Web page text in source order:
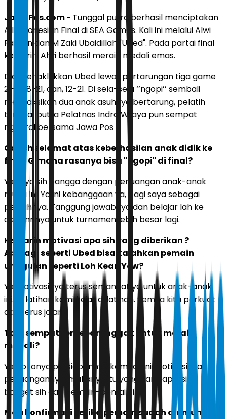
JawaPos.com - Tunggal putra berhasil menciptakan
All Indonesian Final di SEA Games. Kali ini melalui Alwi
Farhan dan M Zaki Ubaidillah "Ubed". Pada partai final
kemarin, Alwi berhasil meraih medali emas.
Dia menaklukkan Ubed lewat pertarungan tiga game
21-13, 8-21, dan, 12-21. Di sela-sela ‘’ngopi’’ sembali
menyaksikan dua anak asuhnya bertarung, pelatih
tunggal putra Pelatnas Indra Wijaya pun sempat
ngobrol bersama Jawa Pos
Coach selamat atas keberhasilan anak didik ke
final. Gimana rasanya bisa "ngopi" di final?
Ya saya sih bangga dengan perjuangan anak-anak
muda ini. Ya ini kebanggaan ya, bagi saya sebagai
pelatihnya. Tanggung jawabnya dan belajar lah ke
depannnya untuk turnamen lebih besar lagi.
Kemarin motivasi apa sih yang diberikan ?
Apalagi seperti Ubed bisa kalahkan pemain
unggulan seperti Loh Kean Yew?
Ya motivasinya terus semangat ya untuk anak-anak
ini. Di latihan kami kejar di latihan. Semua kita perkuat
dan terus jalani.
Tapi sempat terbebani nggak untuk meraih
medali?
Ya pokonya persiapannya kami jalani. Motivasinya,
perjuangannya, makanya itu yang kami apresiasi
banget sih dari pemain-pemain ini.
Mau konfirmasi ketika pemain sudah diumumkan